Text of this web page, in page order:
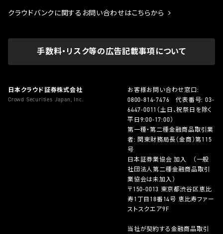
クラウドバンクに関するお問い合わせはこちらから
手数料・リスク等の広告記載事項について
日本クラウド証券株式会社
Crowd Securities Japan, Inc.
お客様お問い合わせ窓口:
0800-814-7476 代表番号:03-
6447-0011 （土日、祝祭日を除く
平日9:00-17:00）
第一種・第二種金融商品取引業
者: 関東財務局長（金商）第115
号
日本証券業協会 加入 （一般
社団法人第二種金融商品取引
業協会は未加入）
〒150-0013 東京都渋谷区恵比
寿1丁目18番14号 恵比寿ファー
ストスクエア9F
当社が契約する金融商品取引